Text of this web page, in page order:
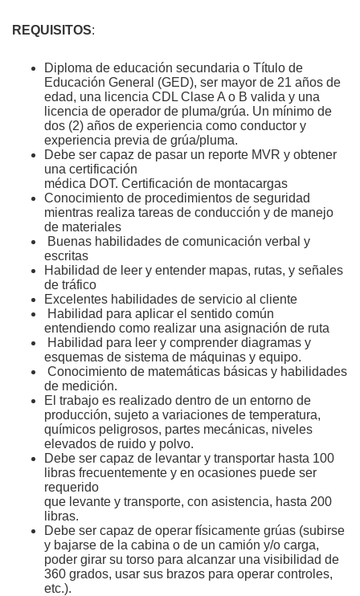
REQUISITOS:
Diploma de educación secundaria o Título de
Educación General (GED), ser mayor de 21 años de
edad, una licencia CDL Clase A o B valida y una
licencia de operador de pluma/grúa. Un mínimo de
dos (2) años de experiencia como conductor y
experiencia previa de grúa/pluma.
Debe ser capaz de pasar un reporte MVR y obtener
una certificación
médica DOT. Certificación de montacargas
Conocimiento de procedimientos de seguridad
mientras realiza tareas de conducción y de manejo
de materiales
Buenas habilidades de comunicación verbal y
escritas
Habilidad de leer y entender mapas, rutas, y señales
de tráfico
Excelentes habilidades de servicio al cliente
Habilidad para aplicar el sentido común
entendiendo como realizar una asignación de ruta
Habilidad para leer y comprender diagramas y
esquemas de sistema de máquinas y equipo.
Conocimiento de matemáticas básicas y habilidades
de medición.
El trabajo es realizado dentro de un entorno de
producción, sujeto a variaciones de temperatura,
químicos peligrosos, partes mecánicas, niveles
elevados de ruido y polvo.
Debe ser capaz de levantar y transportar hasta 100
libras frecuentemente y en ocasiones puede ser
requerido
que levante y transporte, con asistencia, hasta 200
libras.
Debe ser capaz de operar físicamente grúas (subirse
y bajarse de la cabina o de un camión y/o carga,
poder girar su torso para alcanzar una visibilidad de
360 grados, usar sus brazos para operar controles,
etc.).